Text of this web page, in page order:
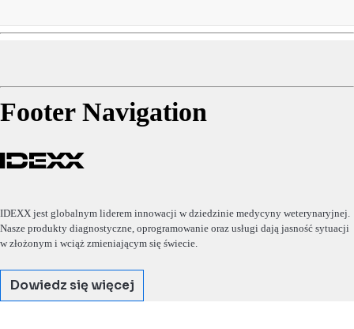
Footer Navigation
IDEXX jest globalnym liderem innowacji w dziedzinie medycyny weterynaryjnej.
Nasze produkty diagnostyczne, oprogramowanie oraz usługi dają jasność sytuacji
w złożonym i wciąż zmieniającym się świecie.
Dowiedz się więcej